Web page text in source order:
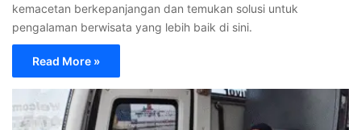
kemacetan berkepanjangan dan temukan solusi untuk
pengalaman berwisata yang lebih baik di sini.
Read More »